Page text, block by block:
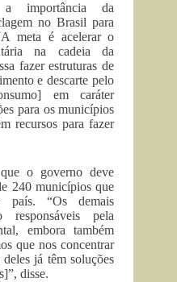
a importância da
no Brasil para
meta é acelerar o
na cadeia da
fazer estruturas de
e descarte pelo
em caráter
para os municípios
recursos para fazer
o governo deve
240 municípios que
“Os demais
pela
embora também
que nos concentrar
já têm soluções
disse.